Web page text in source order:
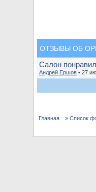
ОТЗЫВЫ ОБ
Салон
Андрей Ершов • 27
Главная » Список